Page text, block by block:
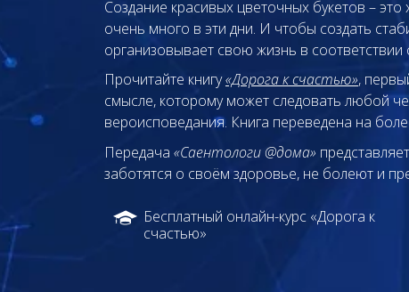
Создание красивых цветочных букетов –
очень много в эти дни. И чтобы создать
организовывает свою жизнь в соответствии
Прочитайте книгу«Дорога к счастью»,
смысле, которому может следовать любой
вероисповедания. Книга переведена на
Передача «Саентологи @дома»
заботятся о своём здоровье, не болеют и
Бесплатный онлайн-курс «Дорога к
счастью»